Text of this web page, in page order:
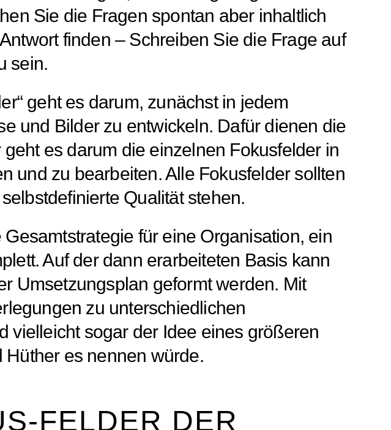
Sie die Fragen spontan aber inhaltlich
finden – Schreiben Sie die Frage auf
sein.
geht es darum, zunächst in jedem
und Bilder zu entwickeln. Dafür dienen die
es darum die einzelnen Fokusfelder in
und zu bearbeiten. Alle Fokusfelder sollten
Qualität stehen.
für eine Organisation, ein
Auf der dann erarbeiteten Basis kann
Umsetzungsplan geformt werden. Mit
zu unterschiedlichen
vielleicht sogar der Idee eines größeren
es nennen würde.
FELDER DER